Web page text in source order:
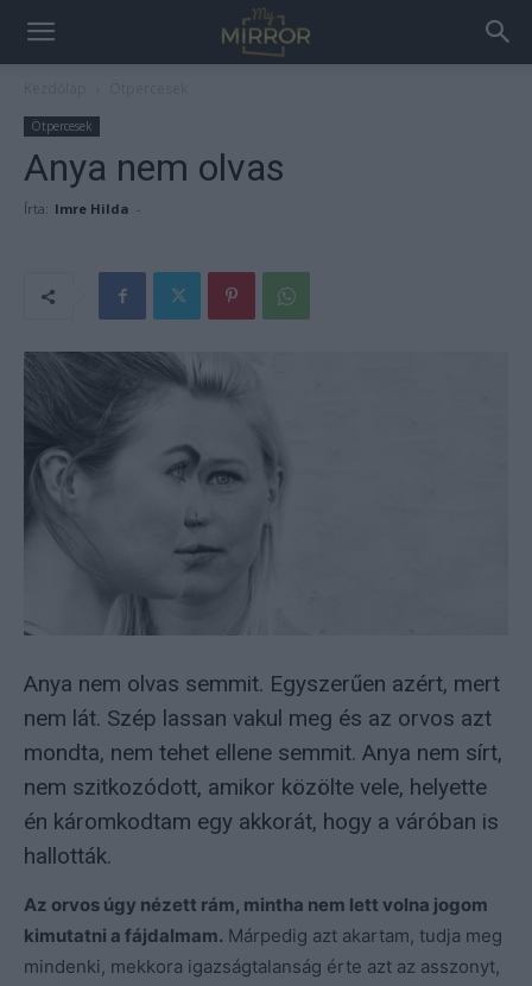
Ötpercesek
Anya nem olvas
Írta: Imre Hilda -
Anya nem olvas semmit. Egyszerűen azért, mert
nem lát. Szép lassan vakul meg és az orvos azt
mondta, nem tehet ellene semmit. Anya nem sírt,
nem szitkozódott, amikor közölte vele, helyette
én káromkodtam egy akkorát, hogy a váróban is
hallották.
Az orvos úgy nézett rám, mintha nem lett volna jogom
kimutatni a fájdalmam. Márpedig azt akartam, tudja meg
mindenki, mekkora igazságtalanság érte azt az asszonyt,